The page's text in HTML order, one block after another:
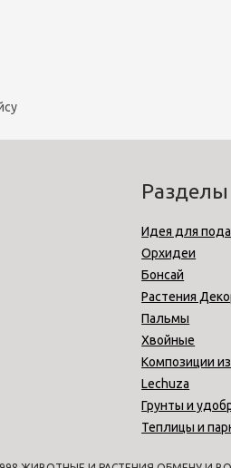
Разделы
Идея для
Орхидеи
Бонсай
Растения
Пальмы
Хвойные
Композиции
Lechuza
Грунты и
Теплицы и